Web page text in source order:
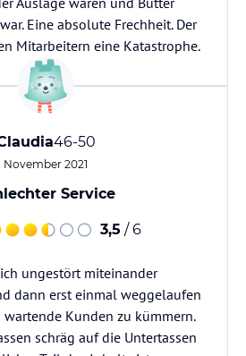
Eine absolute Frechheit. Der
Mitarbeitern eine Katastrophe.
46-50
November 2021
Service
3,5 / 6
ungestört miteinander
dann erst einmal weggelaufen
Kunden zu kümmern.
schräg auf die Untertassen